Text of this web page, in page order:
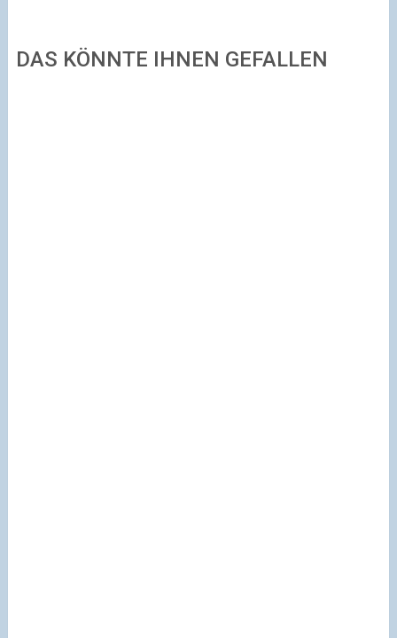
DAS KÖNNTE IHNEN GEFALLEN